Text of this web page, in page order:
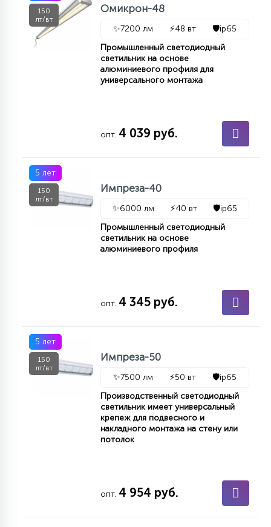
150
лт/вт
Омикрон-48
✨7200 лм ⚡48 вт 🛡️ip65
Промышленный светодиодный
светильник на основе
алюминиевого профиля для
универсального монтажа
опт. 4 039 руб.
5 лет
150
лт/вт
Импреза-40
✨6000 лм ⚡40 вт 🛡️ip65
Промышленный светодиодный
светильник на основе
алюминиевого профиля
опт. 4 345 руб.
5 лет
150
лт/вт
Импреза-50
✨7500 лм ⚡50 вт 🛡️ip65
Производственный светодиодный
светильник имеет универсальный
крепеж для подвесного и
накладного монтажа на стену или
потолок
опт. 4 954 руб.